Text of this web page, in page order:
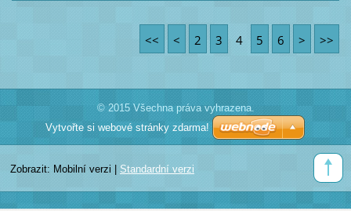
<< < 2 3 4 5 6 > >>
© 2015 Všechna práva vyhrazena.
Vytvořte si webové stránky zdarma!
Zobrazit: Mobilní verzi Standardní verzi